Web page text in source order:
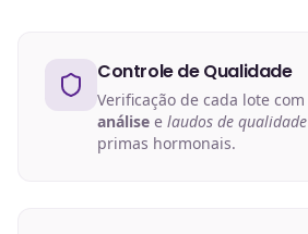
Controle de Qualidade
Verificação de cada lote com
análise e laudos de qualidade
primas hormonais.